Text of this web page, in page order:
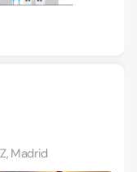
Madrid